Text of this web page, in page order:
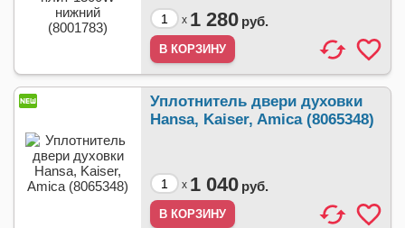
x 1 280 руб.
Уплотнитель двери духовки
Hansa, Kaiser, Amica (8065348)
x 1 040 руб.